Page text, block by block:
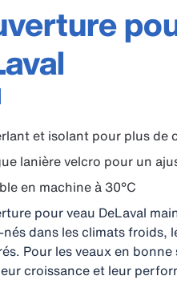
et isolant pour plus de
lanière velcro pour un
en machine à 30°C
pour veau DeLaval
dans les climats froids,
Pour les veaux en
croissance et leur